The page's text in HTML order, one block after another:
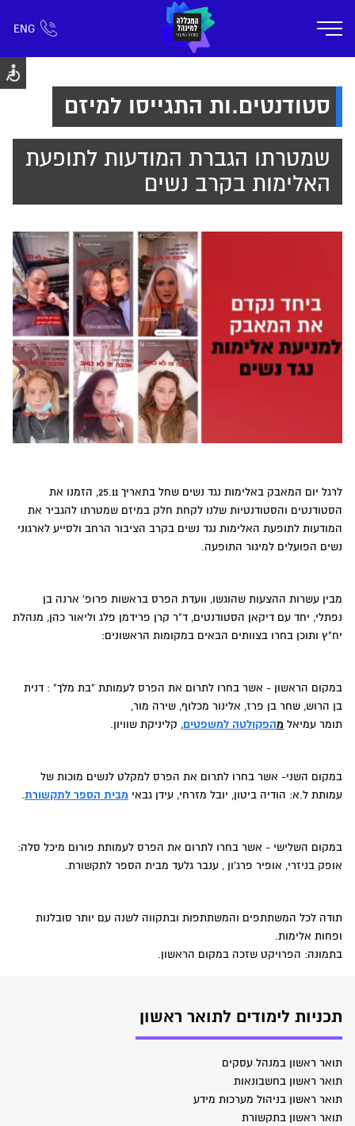
ENG
חפש כל דבר רישום ומידע אזור אישי
אודות תוכניות הלימוד קמפוס דימונה
סטודנטים.ות התגייסו למיזם
שמטרתו הגברת המודעות לתופעת
האלימות בקרב נשים
לרגל יום המאבק באלימות נגד נשים שחל בתאריך 25.11, הזמנו את
הסטודנטים והסטודנטיות שלנו לקחת חלק במיזם שמטרתו להגביר את
המודעות לתופעת האלימות נגד נשים בקרב הציבור הרחב ולסייע לארגוני
נשים הפועלים למיגור התופעה.
מבין עשרות ההצעות שהוגשו, וועדת הפרס בראשות פרופ' ארנה בן
נפתלי, יחד עם דיקאן הסטודנטים, ד"ר קרן פרידמן פלג וליאור כהן, מנהלת
יח"ץ ותוכן בחרו בצוותים הבאים במקומות הראשונים:
במקום הראשון - אשר בחרו לתרום את הפרס לעמותת "בת מלך" : דנית
בן הרוש, שחר בן פרז, אלינור מכלוף, שירה מור,
תומר עמיאל מהפקולטה למשפטים, קליניקת שוויון.
במקום השני- אשר בחרו לתרום את הפרס למקלט לנשים מוכות של
עמותת ל.א: הודיה ביטון, יובל מזרחי, עידן גבאי מבית הספר לתקשורת.
במקום השלישי - אשר בחרו לתרום את הפרס לעמותת פורום מיכל סלה:
אופק בניזרי, אופיר פרג'ון , ענבר גלעד מבית הספר לתקשורת.
תודה לכל המשתתפים והמשתתפות ובתקווה לשנה עם יותר סובלנות
ופחות אלימות.
בתמונה: הפרויקט שזכה במקום הראשון.
תכניות לימודים לתואר ראשון
תואר ראשון במנהל עסקים
תואר ראשון בחשבונאות
תואר ראשון בניהול מערכות מידע
תואר ראשון בתקשורת